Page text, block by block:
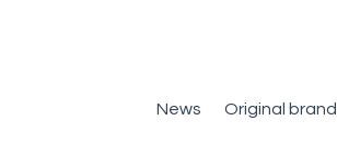
News Original brand